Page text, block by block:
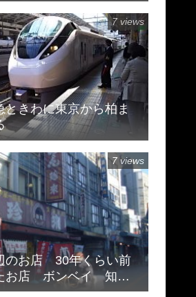
ときわに東京から柏ま
7 views
のお店 30年くらい前
お店 ボンベイ 知味
7 views